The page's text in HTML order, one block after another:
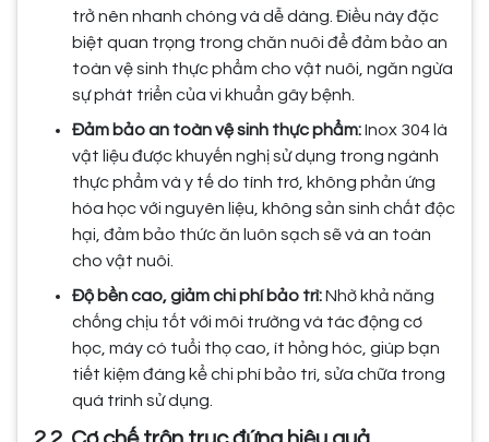
trở nên nhanh chóng và dễ dàng. Điều này đặc
biệt quan trọng trong chăn nuôi để đảm bảo an
toàn vệ sinh thực phẩm cho vật nuôi, ngăn ngừa
sự phát triển của vi khuẩn gây bệnh.
Đảm bảo an toàn vệ sinh thực phẩm:Inox 304 là
vật liệu được khuyến nghị sử dụng trong ngành
thực phẩm và y tế do tính trơ, không phản ứng
hóa học với nguyên liệu, không sản sinh chất độc
hại, đảm bảo thức ăn luôn sạch sẽ và an toàn
cho vật nuôi.
Độ bền cao, giảm chi phí bảo trì:Nhờ khả năng
chống chịu tốt với môi trường và tác động cơ
học, máy có tuổi thọ cao, ít hỏng hóc, giúp bạn
tiết kiệm đáng kể chi phí bảo trì, sửa chữa trong
quá trình sử dụng.